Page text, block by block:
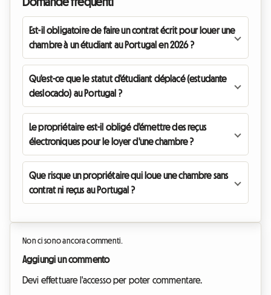
Est-il obligatoire de faire un contrat écrit pour louer une
chambre à un étudiant au Portugal en 2026 ?
Qu'est-ce que le statut d'étudiant déplacé (estudante
deslocado) au Portugal ?
Le propriétaire est-il obligé d'émettre des reçus
électroniques pour le loyer d'une chambre ?
Que risque un propriétaire qui loue une chambre sans
contrat ni reçus au Portugal ?
Non ci sono ancora commenti.
Aggiungi un commento
Devi effettuare l'accesso per poter commentare.